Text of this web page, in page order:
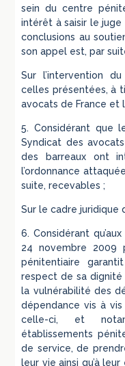
sein du centre
intérêt à saisir le
conclusions au
son appel est, par
Sur l’intervention
celles présentées, à
avocats de France et
5. Considérant que
Syndicat des
des barreaux ont
l’ordonnance
suite, recevables ;
Sur le cadre juridique
6. Considérant
24 novembre 2009
pénitentiaire
respect de sa dignité
la vulnérabilité des
dépendance vis à
celle-ci, et
établissements
de service, de
leur vie ainsi qu’à